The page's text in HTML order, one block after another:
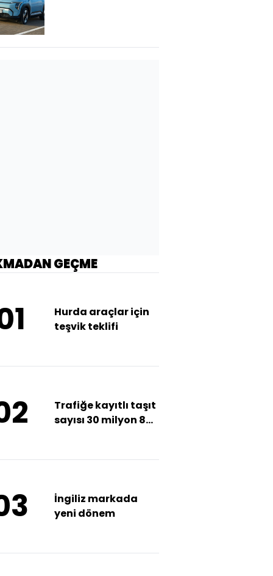
GEÇME
Hurda araçlar için
teşvik teklifi
Trafiğe kayıtlı taşıt
sayısı 30 milyon 883
İngiliz markada
yeni dönem